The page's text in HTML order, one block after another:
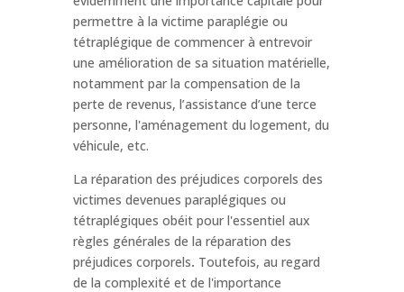
permettre à la victime paraplégie ou
tétraplégique de commencer à entrevoir
une amélioration de sa situation matérielle,
notamment par la compensation de la
perte de revenus, l’assistance d’une terce
personne, l'aménagement du logement, du
véhicule, etc.
La réparation des préjudices corporels des
victimes devenues paraplégiques ou
tétraplégiques obéit pour l'essentiel aux
règles générales de la réparation des
préjudices corporels. Toutefois, au regard
de la complexité et de l'importance